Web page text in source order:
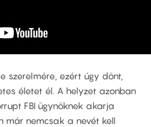
szerelmére, ezért úgy dönt,
életet él. A helyzet azonban
FBI ügynöknek akarja
már nemcsak a nevét kell